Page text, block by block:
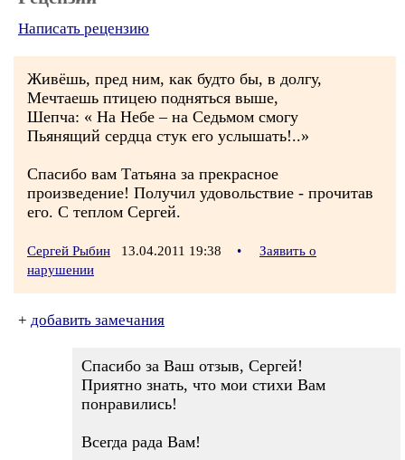
Написать рецензию
Живёшь, пред ним, как будто бы, в долгу,
Мечтаешь птицею подняться выше,
Шепча: « На Небе – на Седьмом смогу
Пьянящий сердца стук его услышать!..»
Спасибо вам Татьяна за прекрасное
произведение! Получил удовольствие - прочитав
его. С теплом Сергей.
Сергей Рыбин 13.04.2011 19:38 •
Заявить о
нарушении
+ добавить замечания
Спасибо за Ваш отзыв, Сергей!
Приятно знать, что мои стихи Вам
понравились!
Всегда рада Вам!